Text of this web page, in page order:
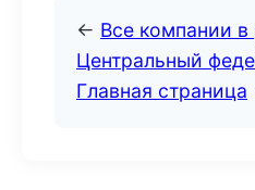
← Все компании в
Центральный
Главная страница